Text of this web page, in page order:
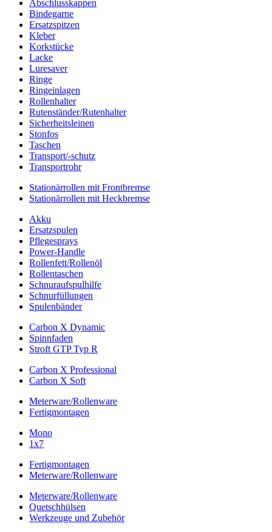
Abschlusskappen
Bindegarne
Ersatzspitzen
Kleber
Korkstücke
Lacke
Luresaver
Ringe
Ringeinlagen
Rollenhalter
Rutenständer/Rutenhalter
Sicherheitsleinen
Stonfos
Taschen
Transport/-schutz
Transportrohr
Stationärrollen mit Frontbremse
Stationärrollen mit Heckbremse
Akku
Ersatzspulen
Pflegesprays
Power-Handle
Rollenfett/Rollenöl
Rollentaschen
Schnuraufspulhilfe
Schnurfüllungen
Spulenbänder
Carbon X Dynamic
Spinnfaden
Stroft GTP Typ R
Carbon X Professional
Carbon X Soft
Meterware/Rollenware
Fertigmontagen
Mono
1x7
Fertigmontagen
Meterware/Rollenware
Meterware/Rollenware
Quetschhülsen
Werkzeuge und Zubehör